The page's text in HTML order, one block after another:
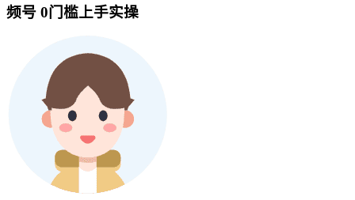
频号 0门槛上手实操